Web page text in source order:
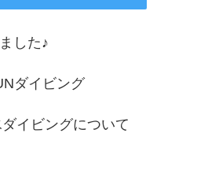
した♪
ダイビング
イビングについて